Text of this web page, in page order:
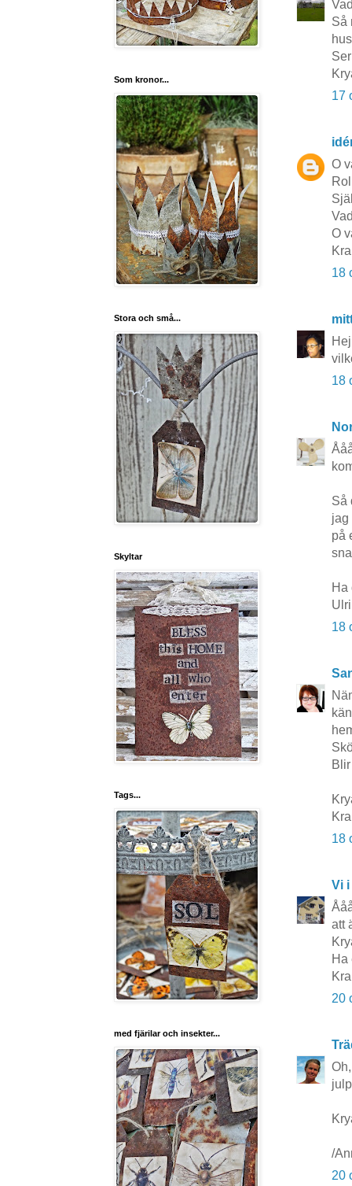
Så
17
O
O
18
18
Så
jag
på
Ha
18
18
Vi
att
Ha
20
/
20
Som kronor...
Stora och små...
Skyltar
Tags...
med fjärilar och insekter...